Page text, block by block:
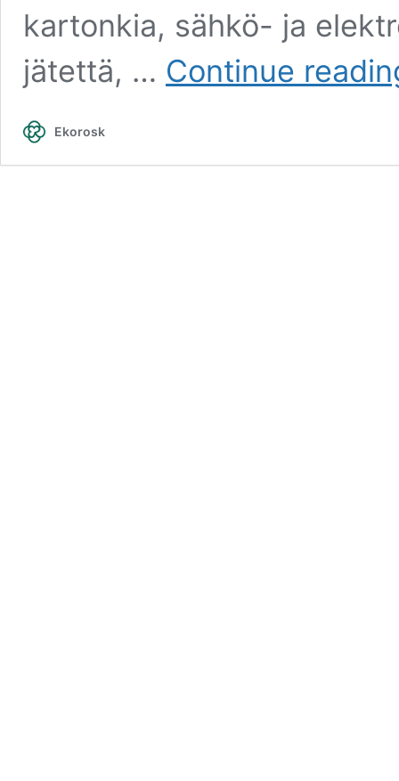
kartonkia, sähkö- ja
jätettä, … Continue
Ekorosk